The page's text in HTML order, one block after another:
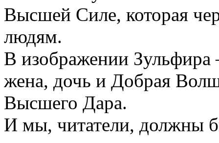
Высшей Силе, которая
людям.
В изображении
жена, дочь и Добрая
Высшего Дара.
И мы, читатели, должны